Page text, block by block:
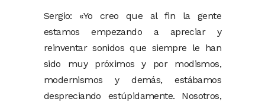
Sergio: «Yo creo que al fin la gente
estamos empezando a apreciar y
reinventar sonidos que siempre le han
sido muy próximos y por modismos,
modernismos y demás, estábamos
despreciando estúpidamente. Nosotros,